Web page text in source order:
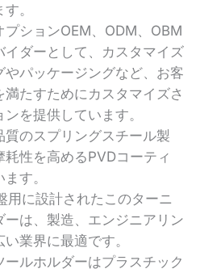
。
プションOEM、ODM、OBM
イダーとして、カスタマイズ
やパッケージングなど、お客
たすためにカスタマイズさ
を提供しています。
質のスプリングスチール製
耗性を高めるPVDコーティ
す。
用に設計されたこのターニ
ーは、製造、エンジニアリン
業界に最適です。
ルホルダーはプラスチック